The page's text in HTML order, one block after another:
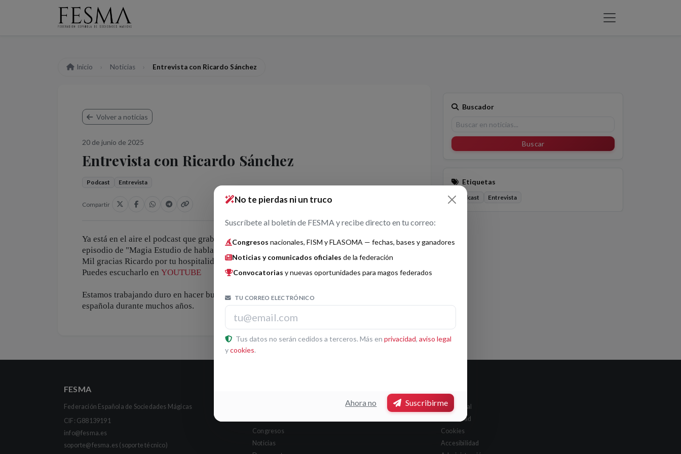
Inicio Noticias Entrevista con Ricardo Sánchez
Volver a noticias
20 de junio de 2025
Entrevista con Ricardo Sánchez
Podcast Entrevista
Compartir
Ya está en el aire el podcast que grabamos con Ricardo de @magia.estudio para su nuevo
episodio de "Magia Estudio de habla"
Mil gracias Ricardo por tu hospitalidad y generosidad -*
Puedes escucharlo en YOUTUBE
Estamos trabajando duro en hacer buenos cimientos у sostener a la comunidad mágica
española durante muchos años.
Buscador
Buscar
Etiquetas
Podcast Entrevista
No te pierdas ni un truco
Suscríbete al boletín de FESMA y recibe directo en tu correo:
Congresos nacionales, FISM y FLASOMA — fechas, bases y ganadores
Noticias y comunicados oficiales de la federación
Convocatorias y nuevas oportunidades para magos federados
TU CORREO ELECTRÓNICO
Tus datos no serán cedidos a terceros. Más en privacidad, aviso legal
ycookies.
Ahora no Suscribirme
FESMA
Federación Española de Sociedades Mágicas
CIF: G88139191
info@fesma.es
soporte@fesma.es (soporte técnico)
Congresos
Noticias
Aviso legal
Privacidad
Cookies
Accesibilidad